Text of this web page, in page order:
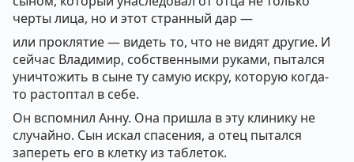
черты лица, но и этот странный дар —
или проклятие — видеть то, что не видят другие. И
сейчас Владимир, собственными руками, пытался
уничтожить в сыне ту самую искру, которую когда-
то растоптал в себе.
Он вспомнил Анну. Она пришла в эту клинику не
случайно. Сын искал спасения, а отец пытался
запереть его в клетку из таблеток.